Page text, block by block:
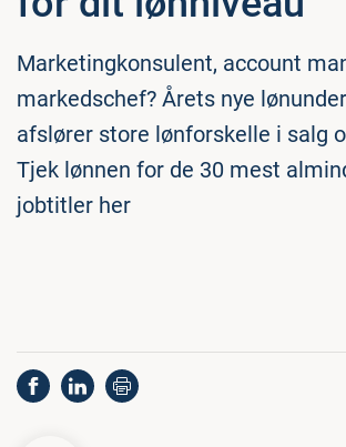
Marketingkonsulent, account
markedschef? Årets nye
afslører store lønforskelle i salg
Tjek lønnen for de 30 mest
jobtitler her